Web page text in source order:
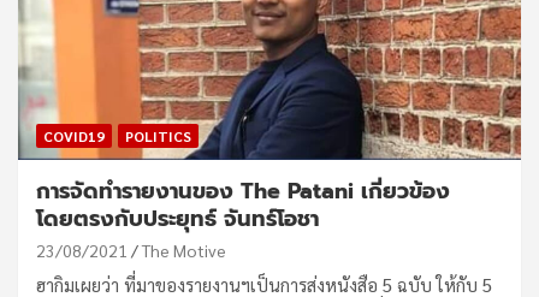
COVID19 POLITICS
การจัดทำรายงานของ The Patani เกี่ยวข้อง
โดยตรงกับประยุทธ์ จันทร์โอชา
23/08/2021 The Motive
ฮากิมเผยว่า ที่มาของรายงานฯเป็นการส่งหนังสือ 5 ฉบับ ให้กับ 5